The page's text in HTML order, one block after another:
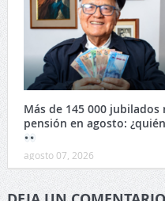
Más de 145 000
pensión en agosto:
agosto 07, 2026